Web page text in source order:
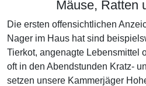
Mäuse, Ratten
Die ersten offensichtlichen
Nager im Haus hat sind
Tierkot, angenagte Lebensmittel
oft in den Abendstunden Kratz-
setzen unsere Kammerjäger